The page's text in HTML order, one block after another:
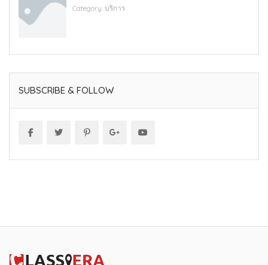
Category: บริการ
SUBSCRIBE & FOLLOW